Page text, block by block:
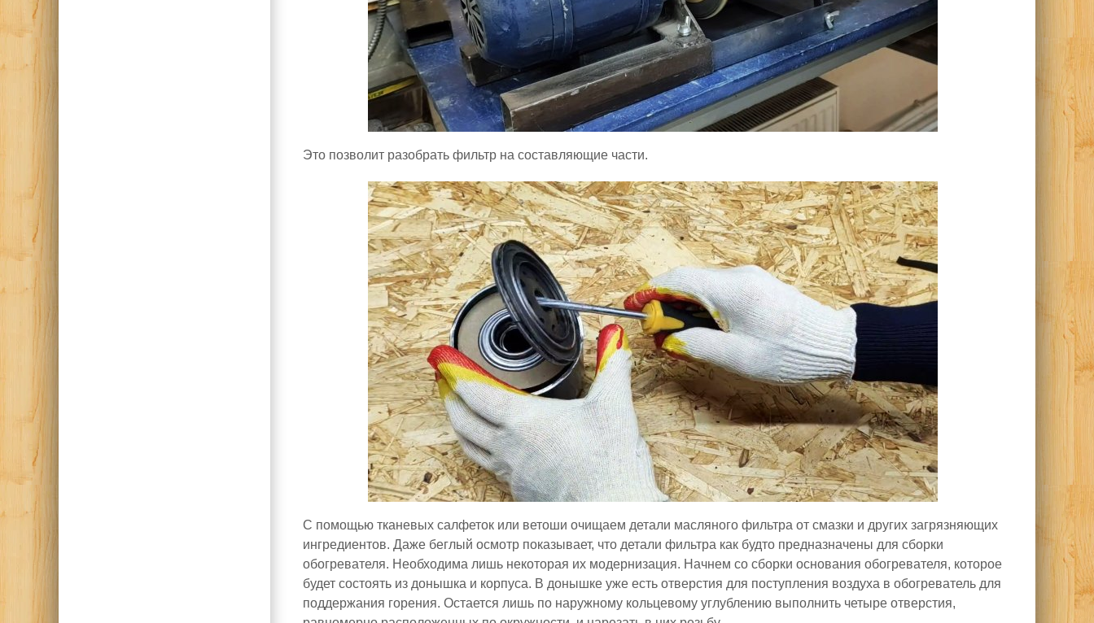
Это позволит разобрать фильтр на составляющие части.
С помощью тканевых салфеток или ветоши очищаем детали масляного фильтра от смазки и других загрязняющих
ингредиентов. Даже беглый осмотр показывает, что детали фильтра как будто предназначены для сборки
обогревателя. Необходима лишь некоторая их модернизация. Начнем со сборки основания обогревателя, которое
будет состоять из донышка и корпуса. В донышке уже есть отверстия для поступления воздуха в обогреватель для
поддержания горения. Остается лишь по наружному кольцевому углублению выполнить четыре отверстия,